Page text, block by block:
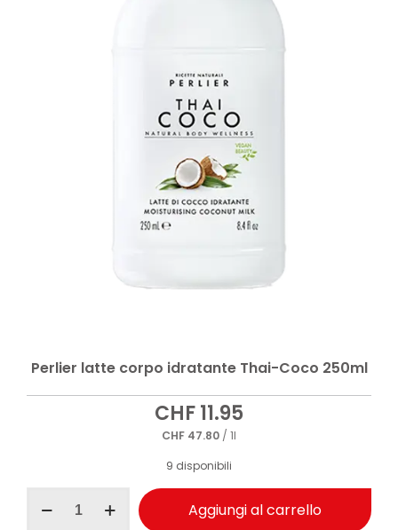
Perlier latte corpo idratante Thai-Coco 250ml
CHF11.95
CHF 47.80 / 1l
9 disponibili
latte
Aggiungi al carrello